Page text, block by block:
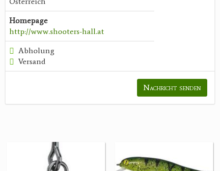
Homepage
http://www.shooters-hall.at
Abholung
Versand
Nachricht senden